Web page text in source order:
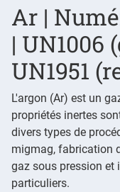
Ar |
| UN1006
UN1951
L'argon (Ar) est un
propriétés inertes
divers types de
migmag, fabrication
gaz sous pression et
particuliers.